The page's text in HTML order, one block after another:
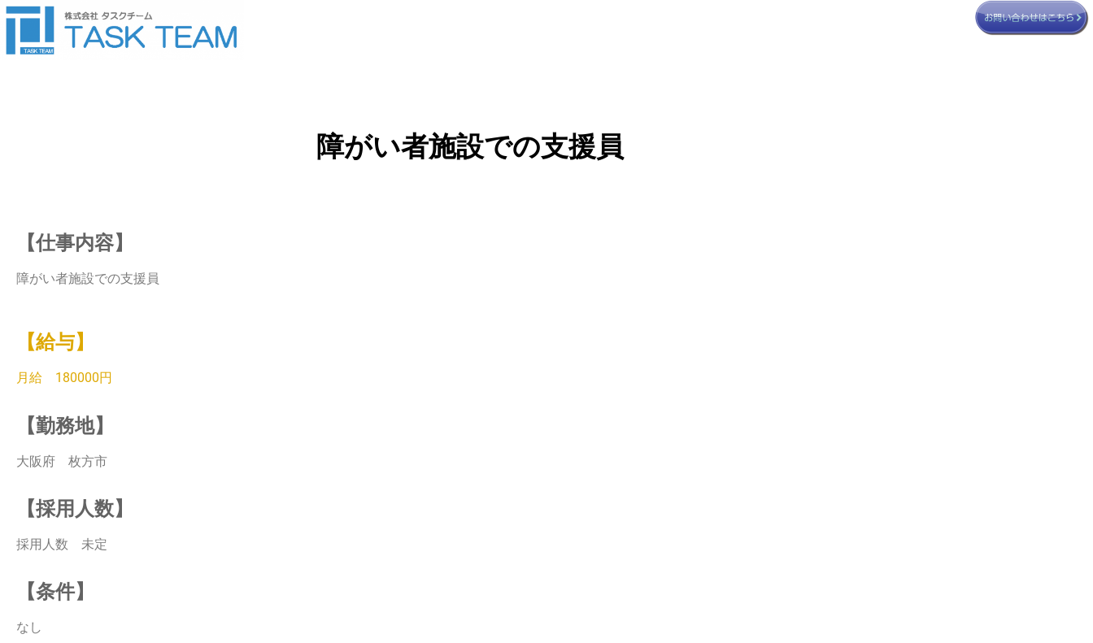
障がい者施設での支援員
【仕事内容】
障がい者施設での支援員
【給与】
月給 180000円
【勤務地】
大阪府 枚方市
【採用人数】
採用人数 未定
【条件】
なし